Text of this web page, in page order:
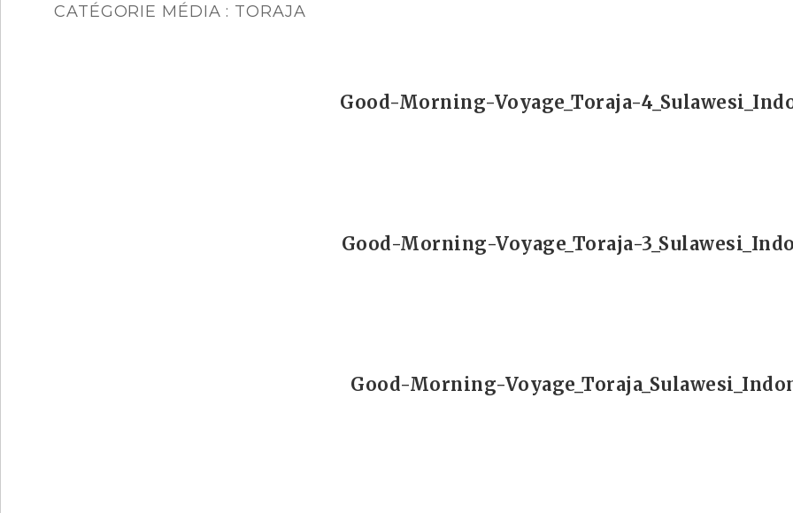
CATÉGORIE MÉDIA : TORAJA
Good-Morning-Voyage_Toraja-
Good-Morning-Voyage_Toraja-
Good-Morning-